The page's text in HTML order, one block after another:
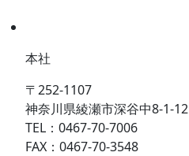
本社
〒252-1107
神奈川県綾瀬市深谷中8-1-12
TEL：0467-70-7006
FAX：0467-70-3548